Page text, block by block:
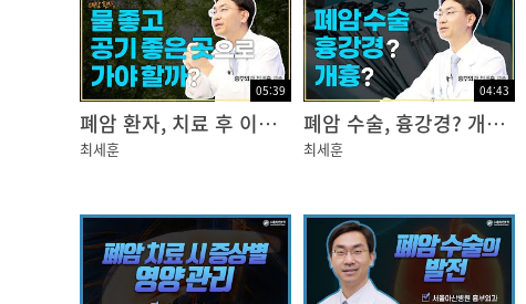
05:39
폐암 환자, 치료 후 이렇게 살아가자
최세훈
04:43
폐암 수술, 흉강경? 개흉?
최세훈